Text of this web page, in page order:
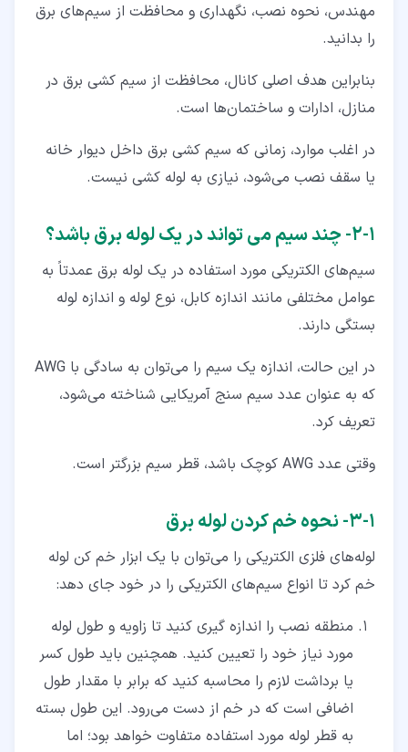
مهندس، نحوه نصب، نگهداری و محافظت از سیم‌های برق
را بدانید.
بنابراین هدف اصلی کانال، محافظت از سیم کشی برق در
منازل، ادارات و ساختمان‌ها است.
در اغلب موارد، زمانی که سیم کشی برق داخل دیوار خانه
یا سقف نصب می‌شود، نیازی به لوله کشی نیست.
۱‏-‏۲‏- چند سیم می تواند در یک لوله برق باشد؟
سیم‌های الکتریکی مورد استفاده در یک لوله برق عمدتاً به
عوامل مختلفی مانند اندازه کابل، نوع لوله و اندازه لوله
بستگی دارند.
در این حالت، اندازه یک سیم را می‌توان به سادگی با AWG
که به عنوان عدد سیم سنج آمریکایی شناخته می‌شود،
تعریف کرد.
وقتی عدد AWG کوچک باشد، قطر سیم بزرگتر است.
۱‏-‏۳‏- نحوه خم کردن لوله برق
لوله‌های فلزی الکتریکی را می‌توان با یک ابزار خم کن لوله
خم کرد تا انواع سیم‌های الکتریکی را در خود جای دهد:
منطقه نصب را اندازه گیری کنید تا زاویه و طول لوله
مورد نیاز خود را تعیین کنید. همچنین باید طول کسر
یا برداشت لازم را محاسبه کنید که برابر با مقدار طول
اضافی است که در خم از دست می‌رود. این طول بسته
به قطر لوله مورد استفاده متفاوت خواهد بود؛ اما